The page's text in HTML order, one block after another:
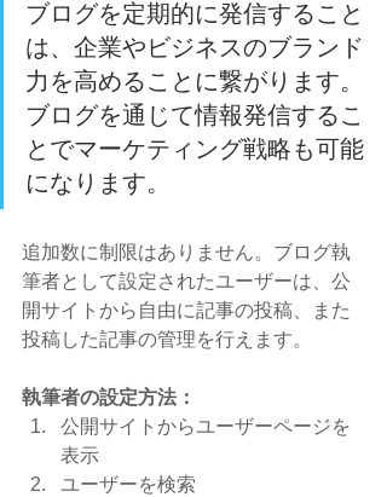
ブログを定期的に発信すること
は、企業やビジネスのブランド
力を高めることに繋がります。
ブログを通じて情報発信するこ
とでマーケティング戦略も可能
になります。
追加数に制限はありません。ブログ執
筆者として設定されたユーザーは、公
開サイトから自由に記事の投稿、また
投稿した記事の管理を行えます。
執筆者の設定方法：
公開サイトからユーザーページを
表示
ユーザーを検索